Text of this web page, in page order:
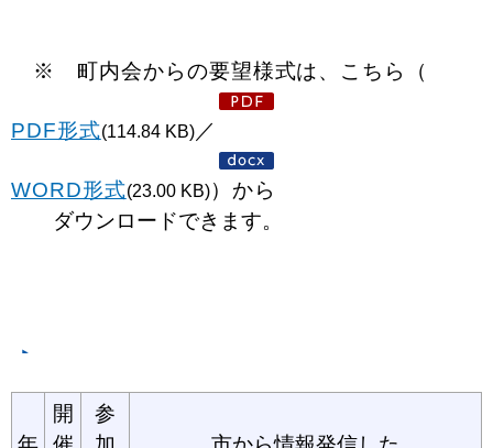
※ 町内会からの要望様式は、こちら（
PDF形式(114.84 KB)／
WORD形式(23.00 KB)）から
ダウンロードできます。
開
参